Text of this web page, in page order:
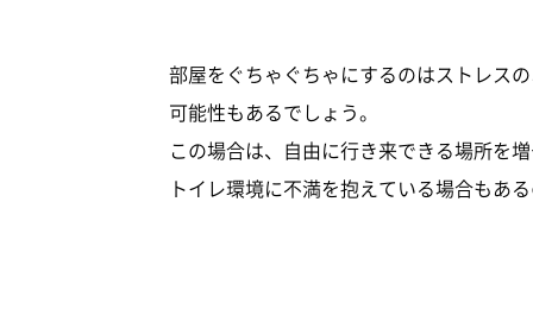
部屋をぐちゃぐちゃにするのはストレス
可能性もあるでしょう。
この場合は、自由に行き来できる場所を
トイレ環境に不満を抱えている場合もあ